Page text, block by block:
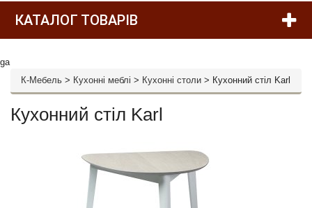
КАТАЛОГ ТОВАРІВ
ga
К-Мебель > Кухонні меблі > Кухонні столи > Кухонний стіл Karl
Кухонний стіл Karl